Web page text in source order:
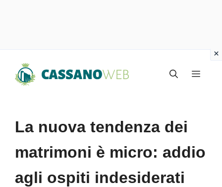
Menu
La nuova tendenza dei
matrimoni è micro: addio
agli ospiti indesiderati